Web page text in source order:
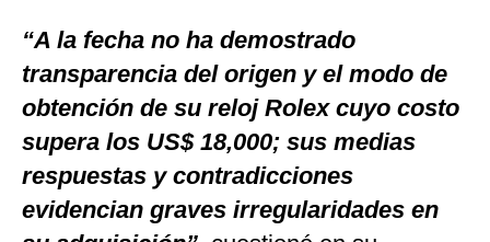
“A la fecha no ha demostrado
transparencia del origen y el modo de
obtención de su reloj Rolex cuyo costo
supera los US$ 18,000; sus medias
respuestas y contradicciones
evidencian graves irregularidades en